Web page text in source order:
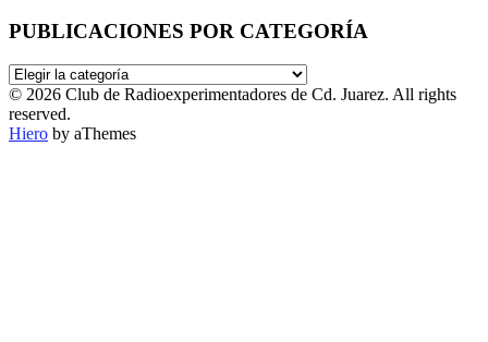
PUBLICACIONES POR CATEGORÍA
PUBLICACIONES
POR
CATEGORÍA
© 2026 Club de Radioexperimentadores de Cd. Juarez. All rights
reserved.
Hiero by aThemes